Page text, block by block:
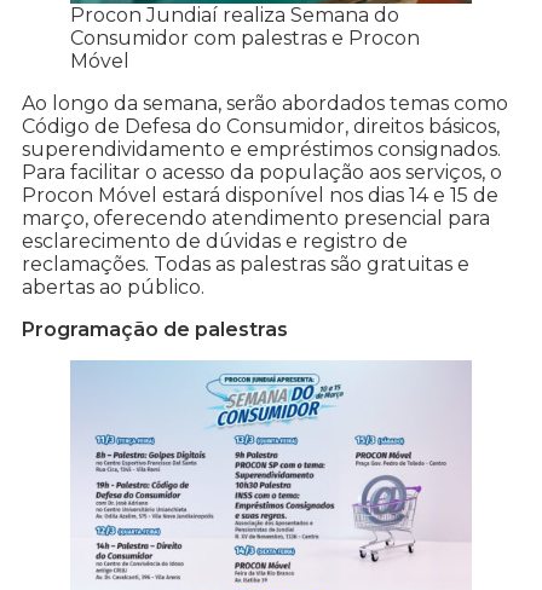
Procon Jundiaí realiza Semana do
Consumidor com palestras e Procon
Móvel
Ao longo da semana, serão abordados temas como
Código de Defesa do Consumidor, direitos básicos,
superendividamento e empréstimos consignados.
Para facilitar o acesso da população aos serviços, o
Procon Móvel estará disponível nos dias 14 e 15 de
março, oferecendo atendimento presencial para
esclarecimento de dúvidas e registro de
reclamações. Todas as palestras são gratuitas e
abertas ao público.
Programação de palestras